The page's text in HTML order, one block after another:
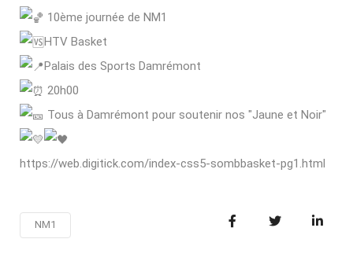
10ème journée de NM1
HTV Basket
Palais des Sports Damrémont
20h00
Tous à Damrémont pour soutenir nos "Jaune et Noir"
https://web.digitick.com/index-css5-sombbasket-pg1.html
NM1